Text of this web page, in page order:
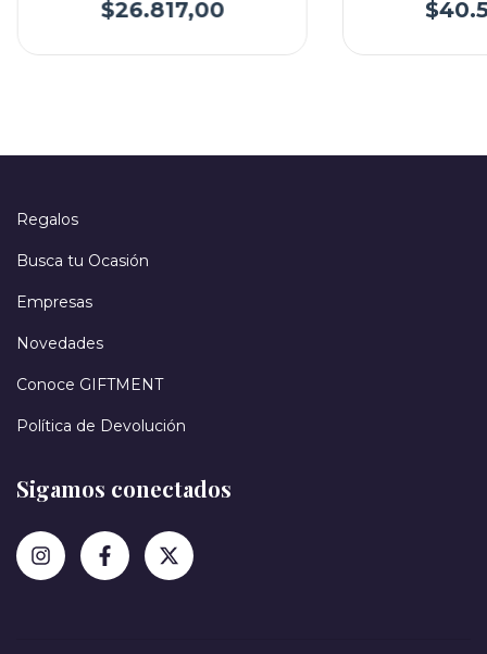
$26.817,00
Regalos
Busca tu Ocasión
Empresas
Novedades
Conoce GIFTMENT
Política de Devolución
Sigamos conectados